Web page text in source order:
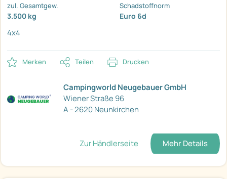
zul. Gesamtgew.
3.500 kg
Schadstoffnorm
Euro 6d
4x4
Merken Teilen Drucken
Campingworld Neugebauer GmbH
Wiener Straße 96
A - 2620 Neunkirchen
Zur Händlerseite Mehr Details